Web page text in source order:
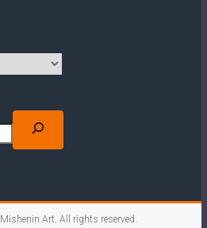
Mishenin Art. All rights reserved.